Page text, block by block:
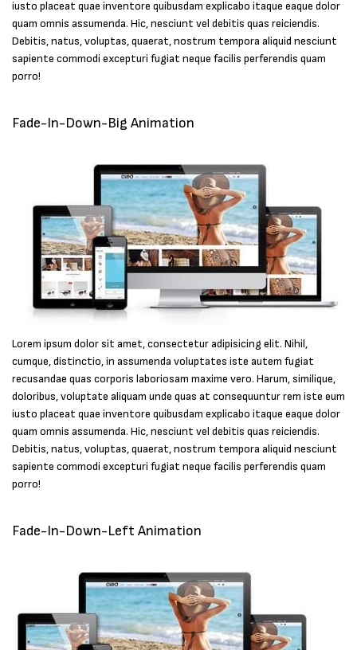
iusto placeat quae inventore quibusdam explicabo itaque eaque dolor
quam omnis assumenda. Hic, nesciunt vel debitis quas reiciendis.
Debitis, natus, voluptas, quaerat, nostrum tempora aliquid nesciunt
sapiente commodi excepturi fugiat neque facilis perferendis quam
porro!
Fade-In-Down-Big Animation
Lorem ipsum dolor sit amet, consectetur adipisicing elit. Nihil,
cumque, distinctio, in assumenda voluptates iste autem fugiat
recusandae quas corporis laboriosam maxime vero. Harum, similique,
doloribus, voluptate aliquam unde quas at consequuntur rem iste eum
iusto placeat quae inventore quibusdam explicabo itaque eaque dolor
quam omnis assumenda. Hic, nesciunt vel debitis quas reiciendis.
Debitis, natus, voluptas, quaerat, nostrum tempora aliquid nesciunt
sapiente commodi excepturi fugiat neque facilis perferendis quam
porro!
Fade-In-Down-Left Animation